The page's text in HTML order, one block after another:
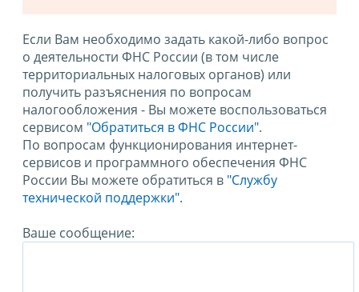
Если Вам необходимо задать какой-либо вопрос
о деятельности ФНС России (в том числе
территориальных налоговых органов) или
получить разъяснения по вопросам
налогообложения - Вы можете воспользоваться
сервисом "Обратиться в ФНС России".
По вопросам функционирования интернет-
сервисов и программного обеспечения ФНС
России Вы можете обратиться в "Службу
технической поддержки".
Ваше сообщение: